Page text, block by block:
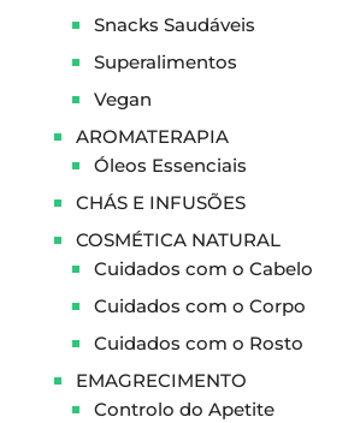
Snacks Saudáveis
Superalimentos
Vegan
AROMATERAPIA
Óleos Essenciais
CHÁS E INFUSÕES
COSMÉTICA NATURAL
Cuidados com o Cabelo
Cuidados com o Corpo
Cuidados com o Rosto
EMAGRECIMENTO
Controlo do Apetite